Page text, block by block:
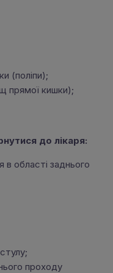
(поліпи);
прямої кишки);
до лікаря:
в області заднього
проходу